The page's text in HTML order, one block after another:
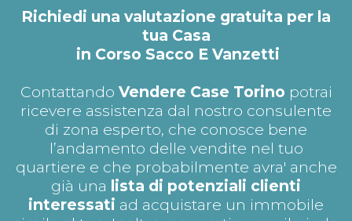
Richiedi una valutazione gratuita per la
tua Casa
in Corso Sacco E Vanzetti
Contattando Vendere Case Torino potrai
ricevere assistenza dal nostro consulente
di zona esperto, che conosce bene
l’andamento delle vendite nel tuo
quartiere e che probabilmente avra' anche
già una lista di potenziali clienti
interessati ad acquistare un immobile